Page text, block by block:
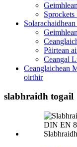
Pàirtean
Ceangal
Ceanglaichean
oirthir
slabhraidh togail